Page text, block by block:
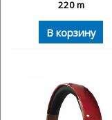
220m
В корзину